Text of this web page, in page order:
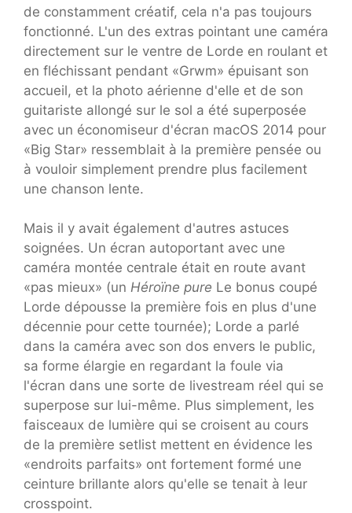
de constamment créatif, cela n'a pas toujours
fonctionné. L'un des extras pointant une caméra
directement sur le ventre de Lorde en roulant et
en fléchissant pendant «Grwm» épuisant son
accueil, et la photo aérienne d'elle et de son
guitariste allongé sur le sol a été superposée
avec un économiseur d'écran macOS 2014 pour
«Big Star» ressemblait à la première pensée ou
à vouloir simplement prendre plus facilement
une chanson lente.
Mais il y avait également d'autres astuces
soignées. Un écran autoportant avec une
caméra montée centrale était en route avant
«pas mieux» (un Héroïne pure Le bonus coupé
Lorde dépousse la première fois en plus d'une
décennie pour cette tournée); Lorde a parlé
dans la caméra avec son dos envers le public,
sa forme élargie en regardant la foule via
l'écran dans une sorte de livestream réel qui se
superpose sur lui-même. Plus simplement, les
faisceaux de lumière qui se croisent au cours
de la première setlist mettent en évidence les
«endroits parfaits» ont fortement formé une
ceinture brillante alors qu'elle se tenait à leur
crosspoint.